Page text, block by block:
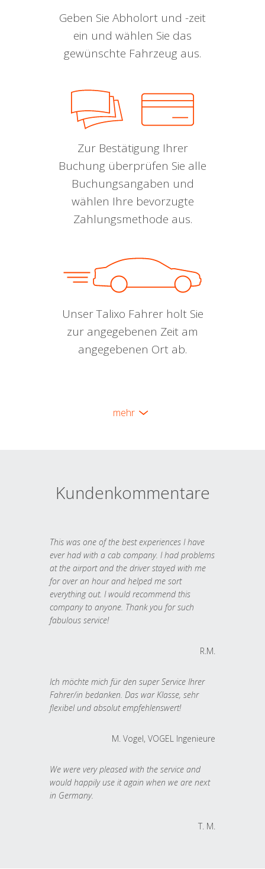
Geben Sie Abholort und -zeit
ein und wählen Sie das
gewünschte Fahrzeug aus.
Zur Bestätigung Ihrer
Buchung überprüfen Sie alle
Buchungsangaben und
wählen Ihre bevorzugte
Zahlungsmethode aus.
Unser Talixo Fahrer holt Sie
zur angegebenen Zeit am
angegebenen Ort ab.
mehr
Kundenkommentare
This was one of the best experiences I have
ever had with a cab company. I had problems
at the airport and the driver stayed with me
for over an hour and helped me sort
everything out. I would recommend this
company to anyone. Thank you for such
fabulous service!
R.M.
Ich möchte mich für den super Service Ihrer
Fahrer/in bedanken. Das war Klasse, sehr
flexibel und absolut empfehlenswert!
M. Vogel, VOGEL Ingenieure
We were very pleased with the service and
would happily use it again when we are next
in Germany.
T. M.